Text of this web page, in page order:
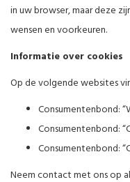
in uw browser, maar deze
wensen en voorkeuren.
Informatie over cookies
Op de volgende websites
Consumentenbond:
Consumentenbond:
Consumentenbond:
Neemcontactmet ons op